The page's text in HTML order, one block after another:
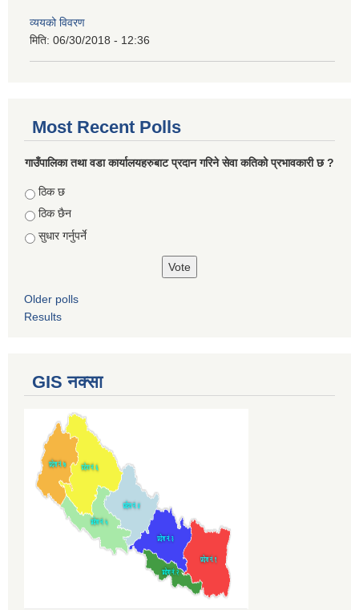
व्ययको विवरण
मिति: 06/30/2018 - 12:36
Most Recent Polls
गाउँपालिका तथा वडा कार्यालयहरुबाट प्रदान गरिने सेवा कतिको प्रभावकारी छ ?
Choices
ठिक छ
ठिक छैन
सुधार गर्नुपर्ने
Older polls
Results
GIS नक्सा